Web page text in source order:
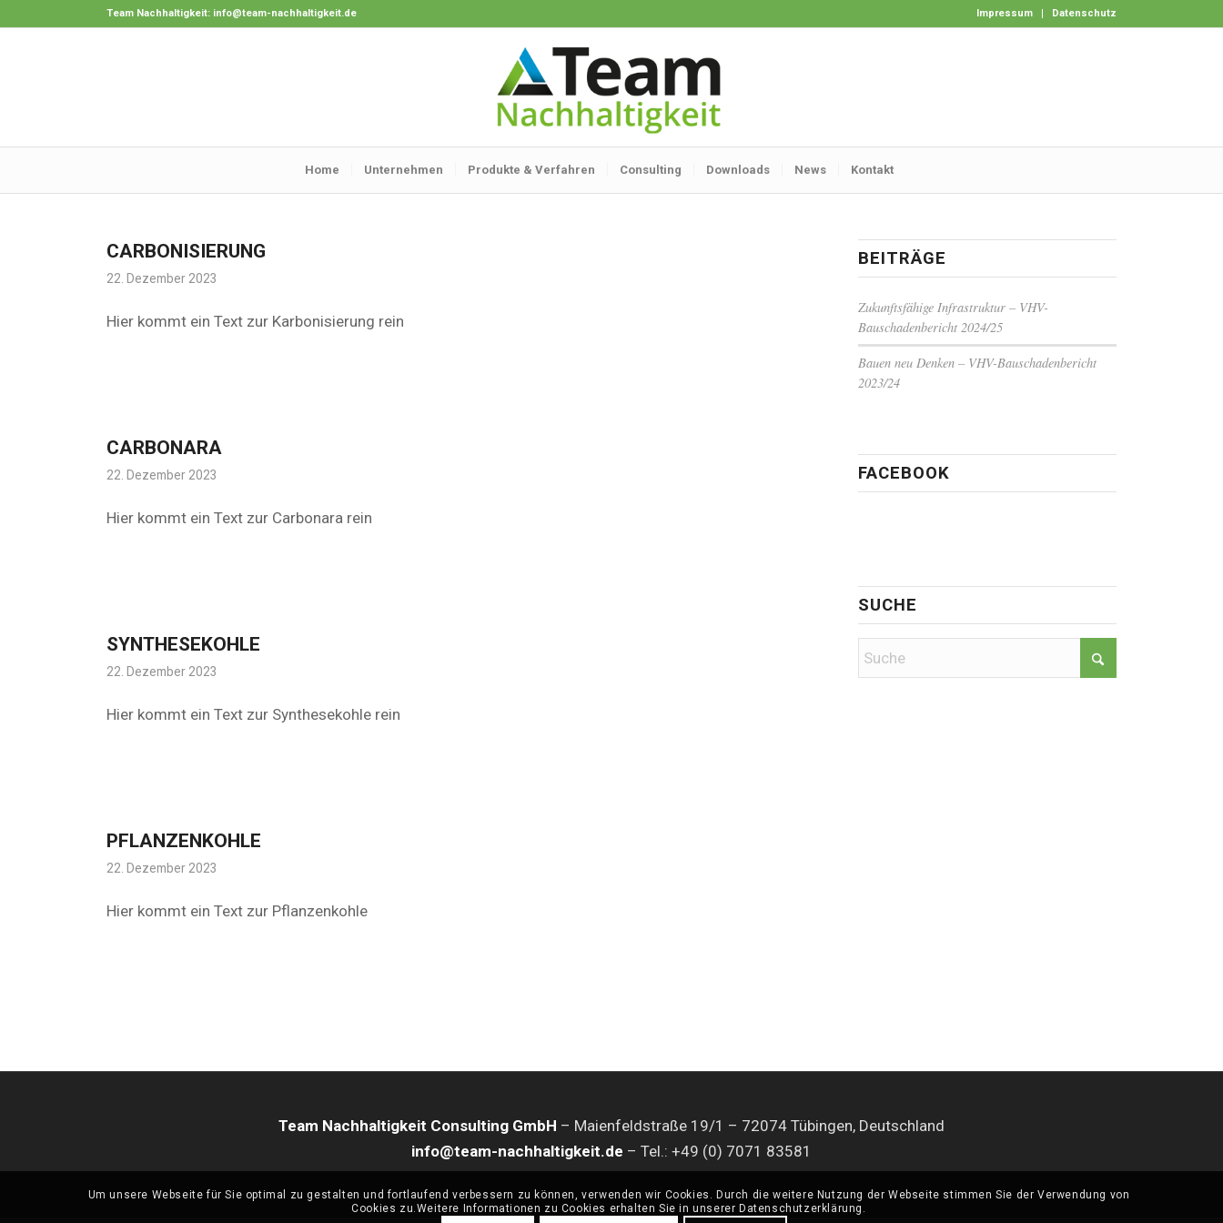
Impressum Datenschutz
Team Nachhaltigkeit: info@team-nachhaltigkeit.de
Home Unternehmen Produkte & Verfahren Consulting Downloads News Kontakt
CARBONISIERUNG
22. Dezember 2023
Hier kommt ein Text zur Karbonisierung rein
CARBONARA
22. Dezember 2023
Hier kommt ein Text zur Carbonara rein
SYNTHESEKOHLE
22. Dezember 2023
Hier kommt ein Text zur Synthesekohle rein
PFLANZENKOHLE
22. Dezember 2023
Hier kommt ein Text zur Pflanzenkohle
BEITRÄGE
Zukunftsfähige Infrastruktur – VHV-
Bauschadenbericht 2024/25
Bauen neu Denken – VHV-Bauschadenbericht
2023/24
FACEBOOK
SUCHE
Team Nachhaltigkeit Consulting GmbH – Maienfeldstraße 19/1 – 72074 Tübingen, Deutschland
info@team-nachhaltigkeit.de – Tel.: +49 (0) 7071 83581
Um unsere Webseite für Sie optimal zu gestalten und fortlaufend verbessern zu können, verwenden wir Cookies. Durch die weitere Nutzung der Webseite stimmen Sie der Verwendung von
Cookies zu.Weitere Informationen zu Cookies erhalten Sie in unserer Datenschutzerklärung.